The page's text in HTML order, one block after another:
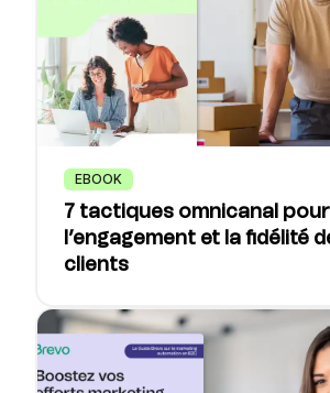
EBOOK
7 tactiques omnicanal
l’engagement et la fidélité
clients